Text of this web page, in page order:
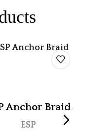
Anchor Braid
ESP